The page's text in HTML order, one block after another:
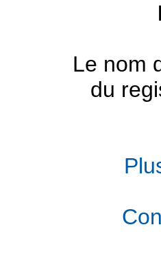
Le nom
du